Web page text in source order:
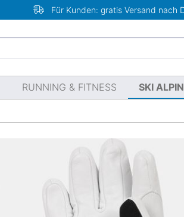
Für Kunden: gratis Versand nach
RUNNING & FITNESS SKI ALPIN